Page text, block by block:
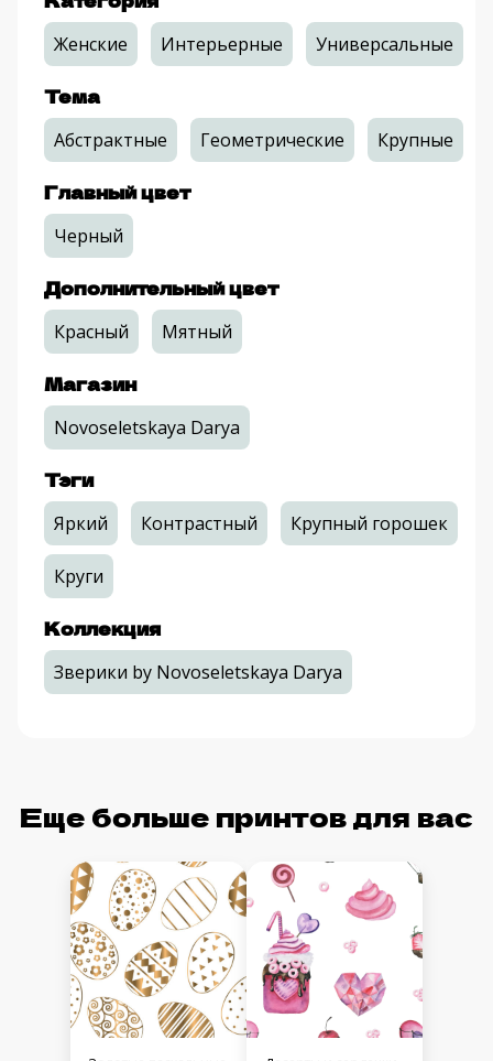
Женские Интерьерные Универсальные
Тема
Абстрактные Геометрические Крупные
Главный цвет
Черный
Дополнительный цвет
Красный Мятный
Магазин
Novoseletskaya Darya
Тэги
Яркий Контрастный Крупный горошек
Круги
Коллекция
Зверики by Novoseletskaya Darya
Еще больше принтов для вас